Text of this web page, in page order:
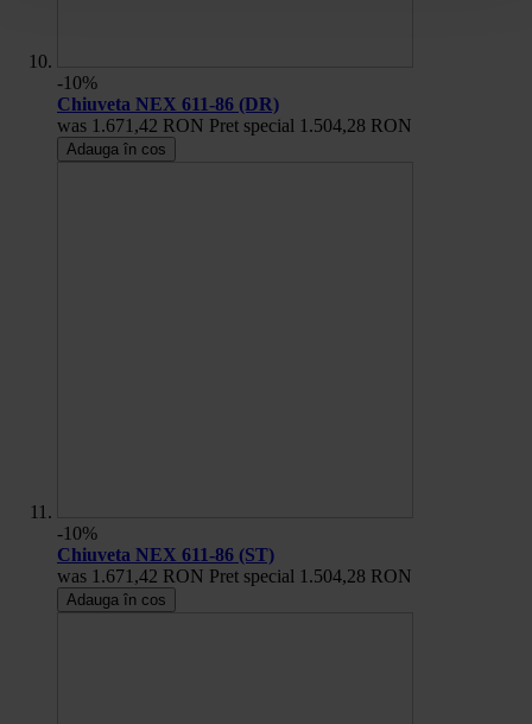
-10%
Chiuveta NEX 611-86 (DR)
was 1.671,42 RON Pret special 1.504,28 RON
Adauga în cos
-10%
Chiuveta NEX 611-86 (ST)
was 1.671,42 RON Pret special 1.504,28 RON
Adauga în cos